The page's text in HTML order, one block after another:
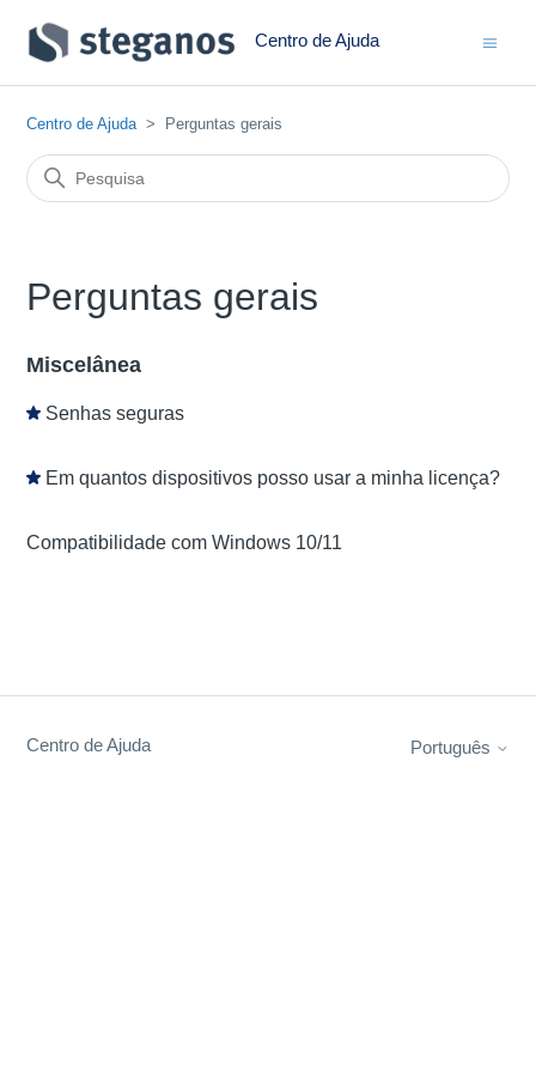
Centro de Ajuda
Centro de Ajuda Perguntas gerais
Perguntas gerais
Miscelânea
Senhas seguras
Em quantos dispositivos posso usar a minha licença?
Compatibilidade com Windows 10/11
Centro de Ajuda Português